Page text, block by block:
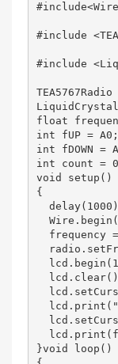
#include
#include
float
int
int
int
void setup()
{
frequency
}void loop()